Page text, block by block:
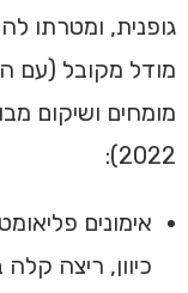
גופנית, ומטרתו
מודל מקובל (עם
2022):
אימונים
כיוון, ריצה